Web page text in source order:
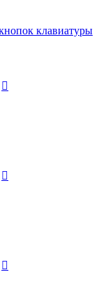
клавиатуры